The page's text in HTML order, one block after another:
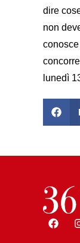
dire
non
lunedì